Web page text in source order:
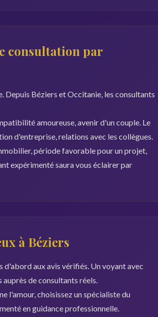
consultation par
Depuis Béziers et Occitanie, les consultants
amoureuse, avenir d'un couple. Le
d'entreprise, relations avec les collègues.
période favorable pour un projet,
expérimenté saura vous éclairer par
à Béziers
aux avis vérifiés. Un voyant avec
de consultants réels.
l'amour, choisissez un spécialiste du
en guidance professionnelle.